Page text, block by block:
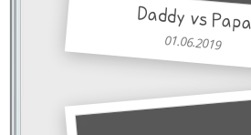
Daddy vs Papa
01.06.2019